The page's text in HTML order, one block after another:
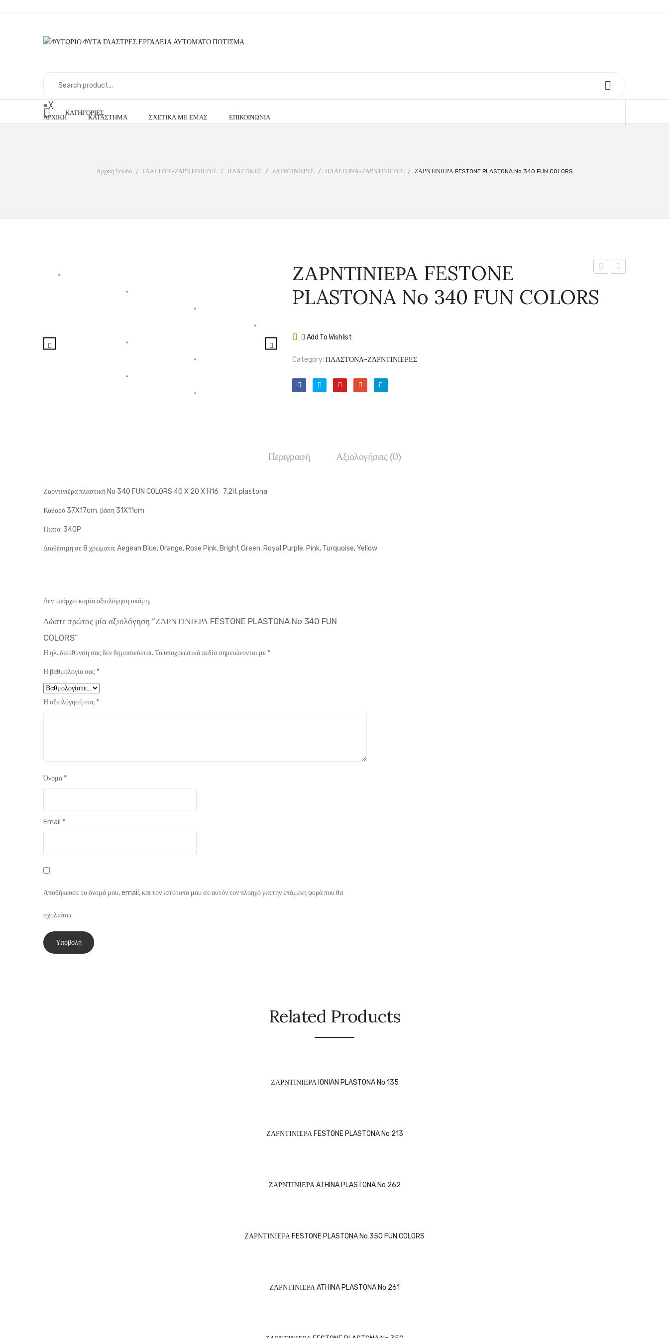
ΚΑΤΗΓΟΡΊΕΣ
≡╳
ΑΡΧΙΚΉ ΚΑΤΆΣΤΗΜΑ ΣΧΕΤΙΚΆ ΜΕ ΕΜΆΣ ΕΠΙΚΟΙΝΩΝΊΑ
Αρχική Σελίδα / ΓΛΑΣΤΡΕΣ-ΖΑΡΝΤΙΝΙΕΡΕΣ / ΠΛΑΣΤΙΚΕΣ / ΖΑΡΝΤΙΝΙΕΡΕΣ / ΠΛΑΣΤΟΝΑ-ΖΑΡΝΤΙΝΙΕΡΕΣ / ΖΑΡΝΤΙΝΙΕΡΑ FESTONE PLASTONA No 340 FUN COLORS
PLASTONA
ΖΑΡΝΤΙΝΙΕΡΑ FESTONE
PLASTONA No 340 FUN COLORS
Add To Wishlist
Category: ΠΛΑΣΤΟΝΑ-ΖΑΡΝΤΙΝΙΕΡΕΣ
Περιγραφή Αξιολογήσεις (0)
Ζαρντινιέρα πλαστική No 340 FUN COLORS 40 X 20 X H16 7.2lt plastona
Καθαρό 37X17cm, βάση 31X11cm
Πιάτο: 340P
Διαθέσιμη σε 8 χρώματα: Aegean Blue, Orange, Rose Pink, Bright Green, Royal Purple, Pink, Turquoise, Yellow
Δεν υπάρχει καμία αξιολόγηση ακόμη.
Δώστε πρώτος μία αξιολόγηση “ΖΑΡΝΤΙΝΙΕΡΑ FESTONE PLASTONA No 340 FUN
COLORS”
Η ηλ. διεύθυνση σας δεν δημοσιεύεται. Τα υποχρεωτικά πεδία σημειώνονται με *
Η βαθμολογία σας *
Η αξιολόγησή σας *
Όνομα *
Email *
Αποθήκευσε το όνομά μου, email, και τον ιστότοπο μου σε αυτόν τον πλοηγό για την επόμενη φορά που θα
σχολιάσω.
Related Products
ΖΑΡΝΤΙΝΙΕΡΑ IONIAN PLASTONA No 135
ΖΑΡΝΤΙΝΙΕΡΑ FESTONE PLASTONA No 213
ΖΑΡΝΤΙΝΙΕΡΑ ATHINA PLASTONA No 262
ΖΑΡΝΤΙΝΙΕΡΑ FESTONE PLASTONA No 350 FUN COLORS
ΖΑΡΝΤΙΝΙΕΡΑ ATHINA PLASTONA No 261